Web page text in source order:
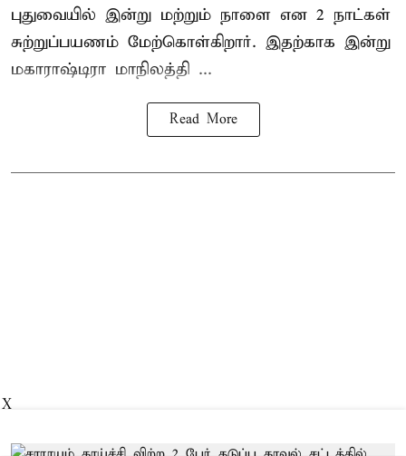
புதுவையில் இன்று மற்றும் நாளை என 2 நாட்கள்
சுற்றுப்பயணம் மேற்கொள்கிறார். இதற்காக இன்று
மகாராஷ்டிரா மாநிலத்தி ...
Read More
X